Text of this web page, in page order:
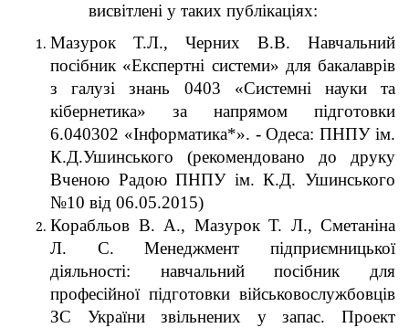
висвітлені у таких публікаціях:
Мазурок Т.Л., Черних В.В. Навчальний
посібник «Експертні системи» для бакалаврів
з галузі знань 0403 «Системні науки та
кібернетика» за напрямом підготовки
6.040302 «Інформатика*». - Одеса: ПНПУ ім.
К.Д.Ушинського (рекомендовано до друку
Вченою Радою ПНПУ ім. К.Д. Ушинського
№10 від 06.05.2015)
Корабльов В. А., Мазурок Т. Л., Сметаніна
Л. С. Менеджмент підприємницької
діяльності: навчальний посібник для
професійної підготовки військовослужбовців
ЗС України звільнених у запас. Проект